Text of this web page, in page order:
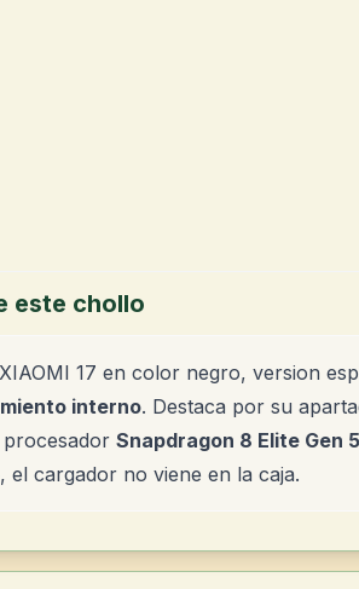
este chollo
17 en color negro, version
interno. Destaca por su
Snapdragon 8 Elite Gen 5
el cargador no viene en la caja.